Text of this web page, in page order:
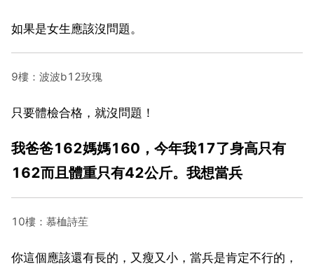
如果是女生應該沒問題。
9樓：波波b12玫瑰
只要體檢合格，就沒問題！
我爸爸162媽媽160，今年我17了身高只有
162而且體重只有42公斤。我想當兵
10樓：慕桖詩苼
你這個應該還有長的，又瘦又小，當兵是肯定不行的，